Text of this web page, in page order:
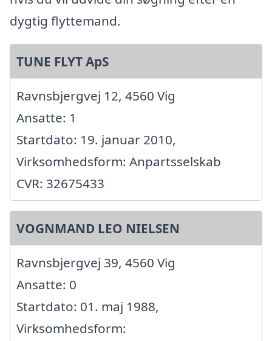
dygtig flyttemand.
TUNE FLYT ApS
Ravnsbjergvej 12, 4560 Vig
Ansatte: 1
Startdato: 19. januar 2010,
Virksomhedsform: Anpartsselskab
CVR: 32675433
VOGNMAND LEO NIELSEN
Ravnsbjergvej 39, 4560 Vig
Ansatte: 0
Startdato: 01. maj 1988,
Virksomhedsform: